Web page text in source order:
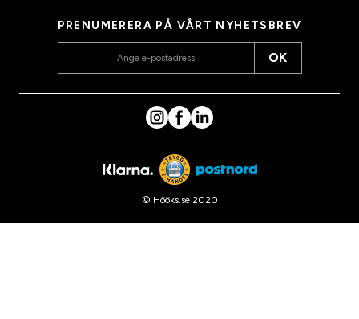
PRENUMERERA PÅ VÅRT NYHETSBREV
OK
© Hööks.se 2020